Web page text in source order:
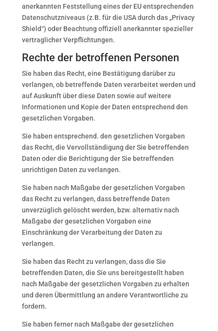
anerkannten Feststellung eines der EU entsprechenden
Datenschutzniveaus (z.B. für die USA durch das „Privacy
Shield“) oder Beachtung offiziell anerkannter spezieller
vertraglicher Verpflichtungen.
Rechte der betroffenen Personen
Sie haben das Recht, eine Bestätigung darüber zu
verlangen, ob betreffende Daten verarbeitet werden und
auf Auskunft über diese Daten sowie auf weitere
Informationen und Kopie der Daten entsprechend den
gesetzlichen Vorgaben.
Sie haben entsprechend. den gesetzlichen Vorgaben
das Recht, die Vervollständigung der Sie betreffenden
Daten oder die Berichtigung der Sie betreffenden
unrichtigen Daten zu verlangen.
Sie haben nach Maßgabe der gesetzlichen Vorgaben
das Recht zu verlangen, dass betreffende Daten
unverzüglich gelöscht werden, bzw. alternativ nach
Maßgabe der gesetzlichen Vorgaben eine
Einschränkung der Verarbeitung der Daten zu
verlangen.
Sie haben das Recht zu verlangen, dass die Sie
betreffenden Daten, die Sie uns bereitgestellt haben
nach Maßgabe der gesetzlichen Vorgaben zu erhalten
und deren Übermittlung an andere Verantwortliche zu
fordern.
Sie haben ferner nach Maßgabe der gesetzlichen